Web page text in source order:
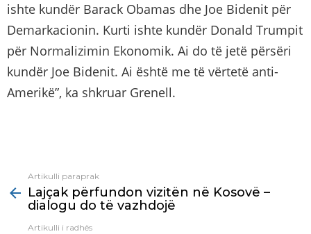
ishte kundër Barack Obamas dhe Joe Bidenit për
Demarkacionin. Kurti ishte kundër Donald Trumpit
për Normalizimin Ekonomik. Ai do të jetë përsëri
kundër Joe Bidenit. Ai është me të vërtetë anti-
Amerikë”, ka shkruar Grenell.
more
Artikulli paraprak
Lajçak përfundon vizitën në Kosovë –
dialogu do të vazhdojë
Artikulli i radhës